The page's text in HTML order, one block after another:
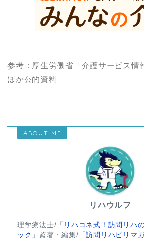
参考：厚生労働省「介護サービス情
ほか公的資料
ABOUT ME
リハウルフ
理学療法士/「 リハコネ式！訪問リハ
ック 」監著・編集/「 訪問リハビリマ